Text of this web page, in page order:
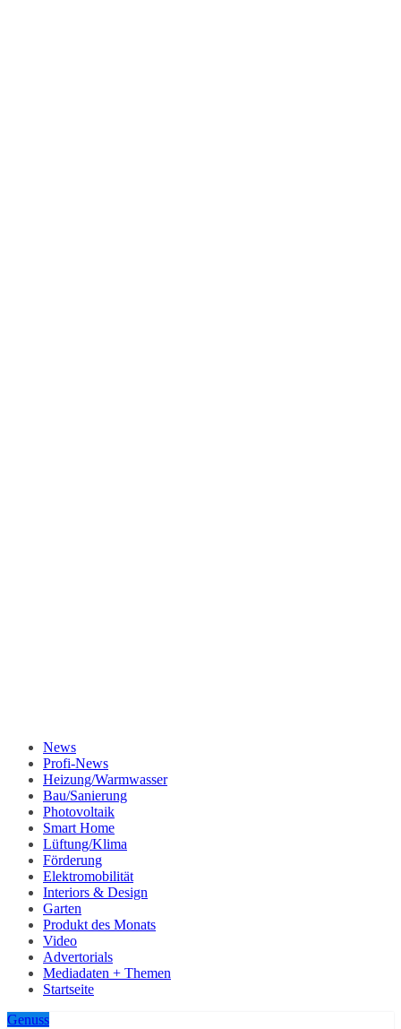
News
Profi-News
Heizung/Warmwasser
Bau/Sanierung
Photovoltaik
Smart Home
Lüftung/Klima
Förderung
Elektromobilität
Interiors & Design
Garten
Produkt des Monats
Video
Advertorials
Mediadaten + Themen
Startseite
Genuss